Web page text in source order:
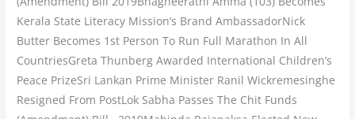
Kerala State Literacy Mission’s Brand AmbassadorNick
Butter Becomes 1st Person To Run Full Marathon In All
CountriesGreta Thunberg Awarded International Children’s
Peace PrizeSri Lankan Prime Minister Ranil Wickremesinghe
Resigned From PostLok Sabha Passes The Chit Funds